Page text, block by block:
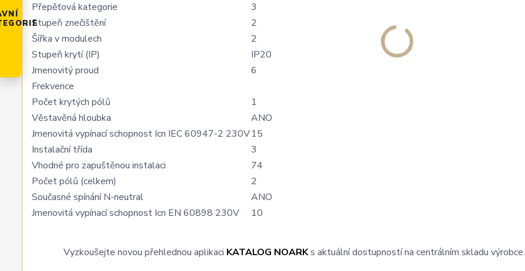
Přepěťová kategorie
3
Stupeň znečištění
2
Šířka v modulech
2
Stupeň krytí (IP)
IP20
Jmenovitý proud
6
Frekvence
Počet krytých pólů
1
Věstavěná hloubka
ANO
Jmenovitá vypínací schopnost Icn IEC 60947-2 230V15
Instalační třída
3
Vhodné pro zapuštěnou instalaci
74
Počet pólů (celkem)
2
Současné spínání N-neutral
ANO
Jmenovitá vypínací schopnost Icn EN 60898 230V
10
Vyzkoušejte novou přehlednou aplikaci KATALOG NOARKs aktuální dostupností na centrálním skladu výrobce.